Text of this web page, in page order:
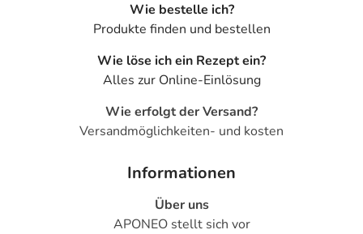
Wie bestelle ich?
Produkte finden und bestellen
Wie löse ich ein Rezept ein?
Alles zur Online-Einlösung
Wie erfolgt der Versand?
Versandmöglichkeiten- und kosten
Informationen
Über uns
APONEO stellt sich vor